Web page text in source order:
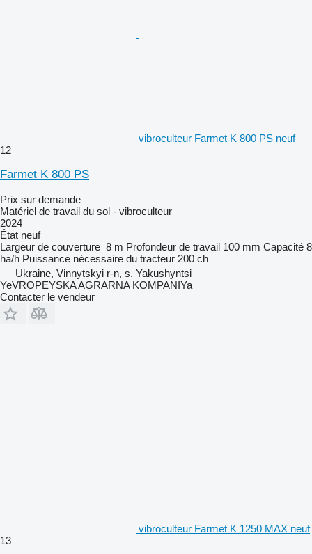
vibroculteur Farmet K 800 PS neuf
12
Farmet K 800 PS
Prix sur demande
Matériel de travail du sol - vibroculteur
2024
État neuf
Largeur de couverture 8 m Profondeur de travail 100 mm Capacité 8
ha/h Puissance nécessaire du tracteur 200 ch
Ukraine, Vinnytskyi r-n, s. Yakushyntsi
YeVROPEYSKA AGRARNA KOMPANIYa
Contacter le vendeur
vibroculteur Farmet K 1250 MAX neuf
13